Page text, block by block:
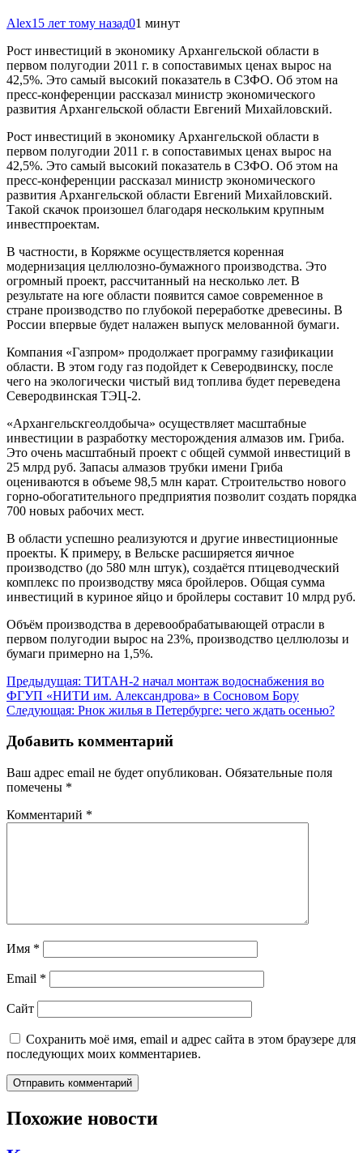
Alex15 лет тому назад01 минут
Рост инвестиций в экономику Архангельской области в
первом полугодии 2011 г. в сопоставимых ценах вырос на
42,5%. Это самый высокий показатель в СЗФО. Об этом на
пресс-конференции рассказал министр экономического
развития Архангельской области Евгений Михайловский.
Рост инвестиций в экономику Архангельской области в
первом полугодии 2011 г. в сопоставимых ценах вырос на
42,5%. Это самый высокий показатель в СЗФО. Об этом на
пресс-конференции рассказал министр экономического
развития Архангельской области Евгений Михайловский.
Такой скачок произошел благодаря нескольким крупным
инвестпроектам.
В частности, в Коряжме осуществляется коренная
модернизация целлюлозно-бумажного производства. Это
огромный проект, рассчитанный на несколько лет. В
результате на юге области появится самое современное в
стране производство по глубокой переработке древесины. В
России впервые будет налажен выпуск мелованной бумаги.
Компания «Газпром» продолжает программу газификации
области. В этом году газ подойдет к Северодвинску, после
чего на экологически чистый вид топлива будет переведена
Северодвинская ТЭЦ-2.
«Архангельскгеолдобыча» осуществляет масштабные
инвестиции в разработку месторождения алмазов им. Гриба.
Это очень масштабный проект с общей суммой инвестиций в
25 млрд руб. Запасы алмазов трубки имени Гриба
оцениваются в объеме 98,5 млн карат. Строительство нового
горно-обогатительного предприятия позволит создать порядка
700 новых рабочих мест.
В области успешно реализуются и другие инвестиционные
проекты. К примеру, в Вельске расширяется яичное
производство (до 580 млн штук), создаётся птицеводческий
комплекс по производству мяса бройлеров. Общая сумма
инвестиций в куриное яйцо и бройлеры составит 10 млрд руб.
Объём производства в деревообрабатывающей отрасли в
первом полугодии вырос на 23%, производство целлюлозы и
бумаги примерно на 1,5%.
Навигация
по
Предыдущая: ТИТАН-2 начал монтаж водоснабжения во
ФГУП «НИТИ им. Александрова» в Сосновом Бору
Следующая: Рнок жилья в Петербурге: чего ждать осенью?
Добавить комментарий
Ваш адрес email не будет опубликован. Обязательные поля
помечены *
Комментарий *
Имя *
Email *
Сайт
Сохранить моё имя, email и адрес сайта в этом браузере для
последующих моих комментариев.
Похожие новости